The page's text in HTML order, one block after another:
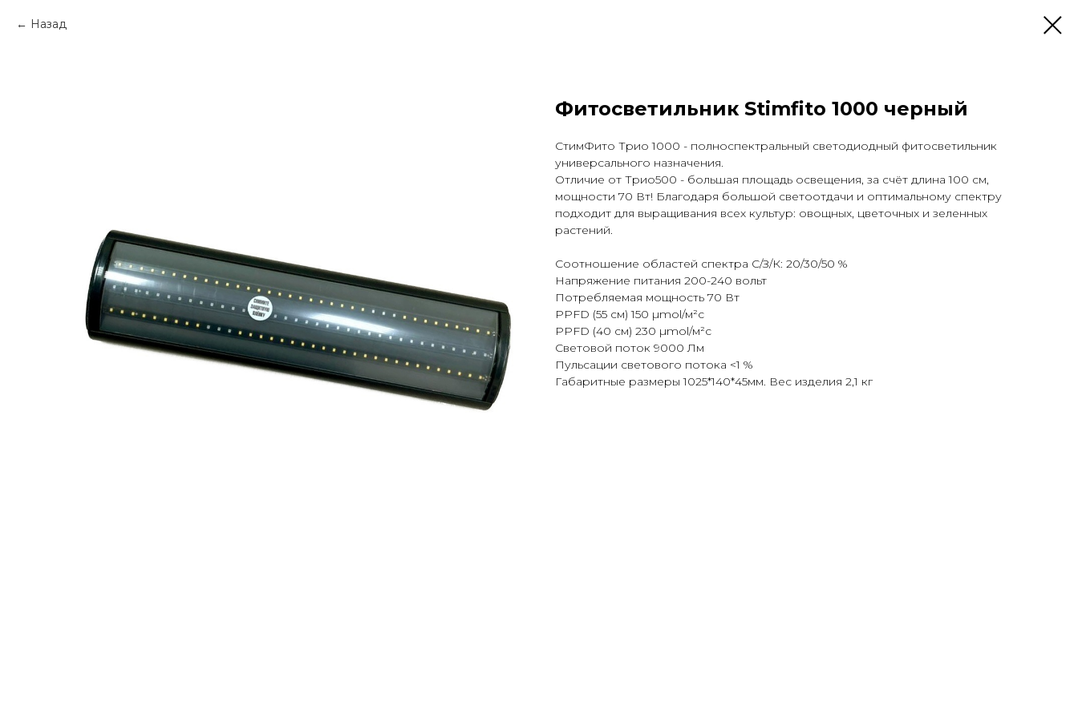
Назад
Фитосветильник Stimfito 1000 черный
СтимФито Трио 1000 - полноспектральный светодиодный фитосветильник
универсального назначения.
Отличие от Трио500 - большая площадь освещения, за счёт длина 100 см,
мощности 70 Вт! Благодаря большой светоотдачи и оптимальному спектру
подходит для выращивания всех культур: овощных, цветочных и зеленных
растений.
Соотношение областей спектра С/З/К: 20/30/50 %
Напряжение питания 200-240 вольт
Потребляемая мощность 70 Вт
PPFD (55 см) 150 µmol/м²с
PPFD (40 см) 230 µmol/м²с
Световой поток 9000 Лм
Пульсации светового потока <1 %
Габаритные размеры 1025*140*45мм. Вес изделия 2,1 кг